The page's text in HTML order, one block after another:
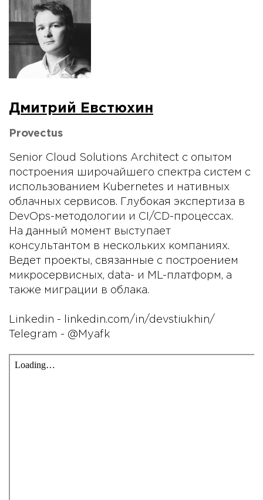
Дмитрий Евстюхин
Provectus
Senior Cloud Solutions Architect с опытом
построения широчайшего спектра систем с
использованием Kubernetes и нативных
облачных сервисов. Глубокая экспертиза в
DevOps-методологии и CI/CD-процессах.
На данный момент выступает
консультантом в нескольких компаниях.
Ведет проекты, связанные с построением
микросервисных, data- и ML-платформ, а
также миграции в облака.
Linkedin - linkedin.com/in/devstiukhin/
Telegram - @Myafk